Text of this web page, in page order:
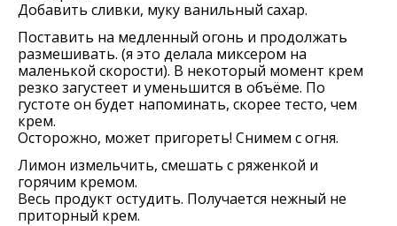
Добавить сливки, муку ванильный сахар.
Поставить на медленный огонь и продолжать
размешивать. (я это делала миксером на
маленькой скорости). В некоторый момент крем
резко загустеет и уменьшится в объёме. По
густоте он будет напоминать, скорее тесто, чем
крем.
Осторожно, может пригореть! Снимем с огня.
Лимон измельчить, смешать с ряженкой и
горячим кремом.
Весь продукт остудить. Получается нежный не
приторный крем.